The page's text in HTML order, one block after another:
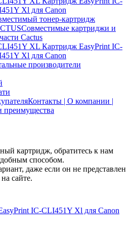
тонер-картридж
Совместимые картриджи и
Cactus
производители
Контакты | О компании |
картридж, обратитесь к нам
способом.
даже если он не представлен
на сайте.